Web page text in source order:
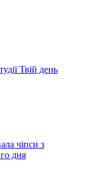
Твій день
чіпси з
дня